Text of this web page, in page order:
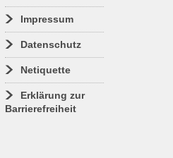
Impressum
Datenschutz
Netiquette
Erklärung zur
Barrierefreiheit